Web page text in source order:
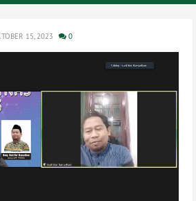
15, 2023 0